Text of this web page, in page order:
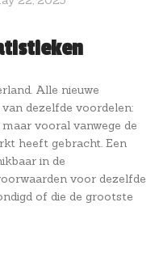
Alle nieuwe
dezelfde voordelen:
vooral vanwege de
heeft gebracht. Een
in de
voor dezelfde
of die de grootste